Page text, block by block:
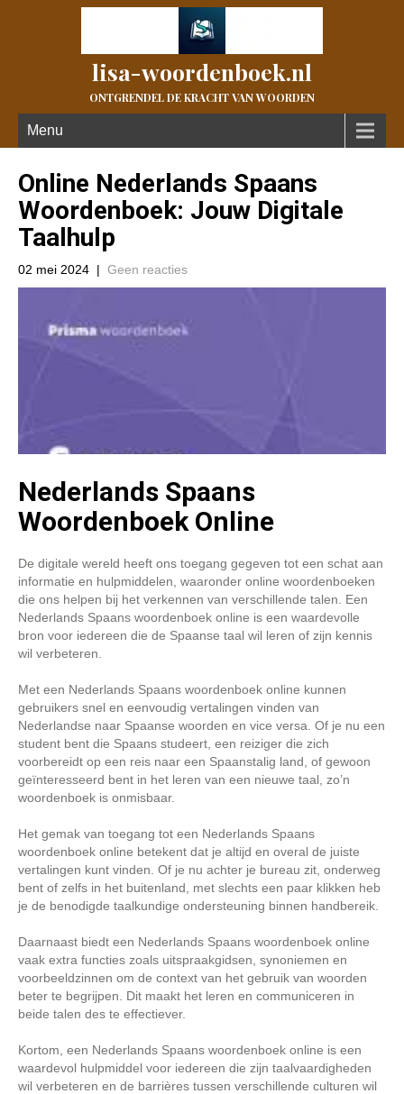
lisa-woordenboek.nl
ONTGRENDEL DE KRACHT VAN WOORDEN
Menu
Online Nederlands Spaans
Woordenboek: Jouw Digitale
Taalhulp
02 mei 2024 | Geen reacties
Nederlands Spaans
Woordenboek Online
De digitale wereld heeft ons toegang gegeven tot een schat aan
informatie en hulpmiddelen, waaronder online woordenboeken
die ons helpen bij het verkennen van verschillende talen. Een
Nederlands Spaans woordenboek online is een waardevolle
bron voor iedereen die de Spaanse taal wil leren of zijn kennis
wil verbeteren.
Met een Nederlands Spaans woordenboek online kunnen
gebruikers snel en eenvoudig vertalingen vinden van
Nederlandse naar Spaanse woorden en vice versa. Of je nu een
student bent die Spaans studeert, een reiziger die zich
voorbereidt op een reis naar een Spaanstalig land, of gewoon
geïnteresseerd bent in het leren van een nieuwe taal, zo’n
woordenboek is onmisbaar.
Het gemak van toegang tot een Nederlands Spaans
woordenboek online betekent dat je altijd en overal de juiste
vertalingen kunt vinden. Of je nu achter je bureau zit, onderweg
bent of zelfs in het buitenland, met slechts een paar klikken heb
je de benodigde taalkundige ondersteuning binnen handbereik.
Daarnaast biedt een Nederlands Spaans woordenboek online
vaak extra functies zoals uitspraakgidsen, synoniemen en
voorbeeldzinnen om de context van het gebruik van woorden
beter te begrijpen. Dit maakt het leren en communiceren in
beide talen des te effectiever.
Kortom, een Nederlands Spaans woordenboek online is een
waardevol hulpmiddel voor iedereen die zijn taalvaardigheden
wil verbeteren en de barrières tussen verschillende culturen wil